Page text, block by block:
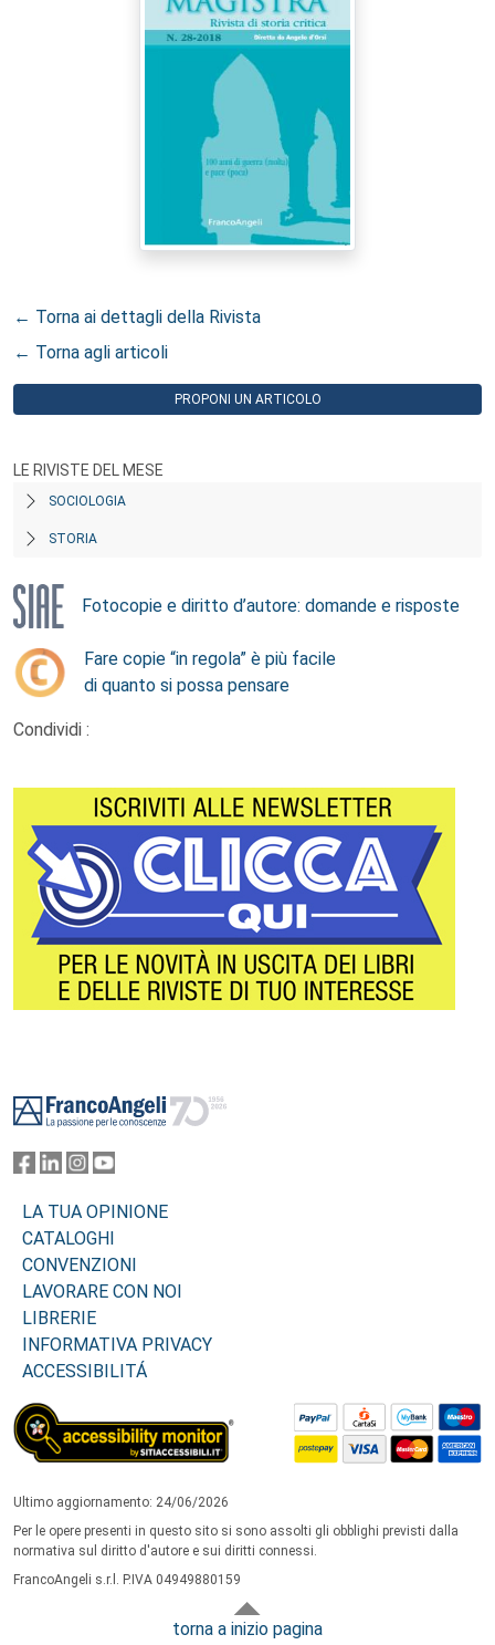
← Torna ai dettagli della Rivista
← Torna agli articoli
PROPONI UN ARTICOLO
LE RIVISTE DEL MESE
SOCIOLOGIA
STORIA
Fotocopie e diritto d’autore: domande e risposte
Fare copie “in regola” è più facile
di quanto si possa pensare
Condividi :
LA TUA OPINIONE
CATALOGHI
CONVENZIONI
LAVORARE CON NOI
LIBRERIE
INFORMATIVA PRIVACY
ACCESSIBILITÁ
Ultimo aggiornamento: 24/06/2026
Per le opere presenti in questo sito si sono assolti gli obblighi previsti dalla
normativa sul diritto d'autore e sui diritti connessi.
FrancoAngeli s.r.l. P.IVA 04949880159
torna a inizio pagina